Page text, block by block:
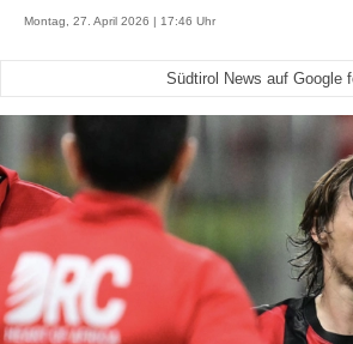
Montag, 27. April 2026 | 17:46 Uhr
Südtirol News auf Google